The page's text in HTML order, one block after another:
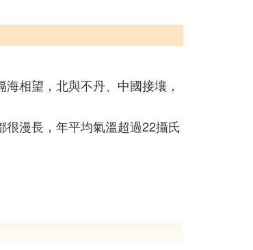
相望，北與不丹、中國接壤，
漫長，年平均氣溫超過22攝氏